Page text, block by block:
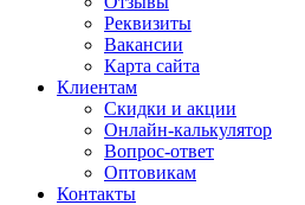
Реквизиты
Вакансии
Карта сайта
Клиентам
Скидки и акции
Онлайн-калькулятор
Вопрос-ответ
Оптовикам
Контакты